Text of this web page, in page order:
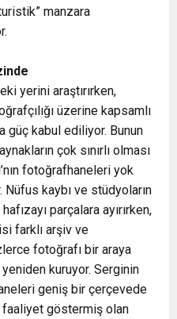
manzara
yerini araştırırken,
üzerine kapsamlı
güç kabul ediliyor. Bunun
çok sınırlı olması
fotoğrafhaneleri yok
kaybı ve stüdyoların
parçalara ayırırken,
farklı arşiv ve
fotoğrafı bir araya
kuruyor. Serginin
geniş bir çerçevede
faaliyet göstermiş olan